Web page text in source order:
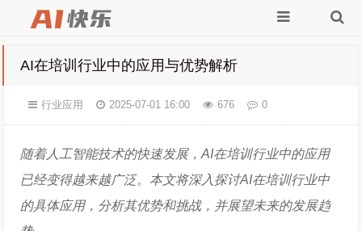
AI在培训行业中的应用与优势解析
行业应用 2025-07-01 16:00 676 0
随着人工智能技术的快速发展，AI在培训行业中的应用
已经变得越来越广泛。本文将深入探讨AI在培训行业中
的具体应用，分析其优势和挑战，并展望未来的发展趋